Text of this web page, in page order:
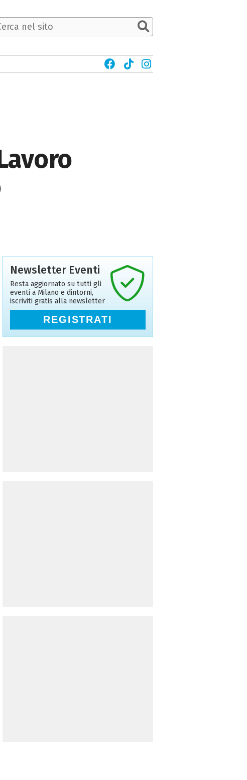
Newsletter Eventi
Resta aggiornato su tutti gli
eventi a Milano e dintorni,
iscriviti gratis alla newsletter
REGISTRATI